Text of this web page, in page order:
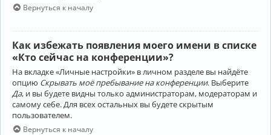
Вернуться к началу
Как избежать появления моего имени в списке
«Кто сейчас на конференции»?
На вкладке «Личные настройки» в личном разделе вы найдёте
опцию Скрывать моё пребывание на конференции. Выберите
Да, и вы будете видны только администраторам, модераторам и
самому себе. Для всех остальных вы будете скрытым
пользователем.
Вернуться к началу